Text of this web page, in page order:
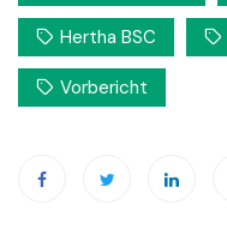
Hertha BSC
Vorbericht